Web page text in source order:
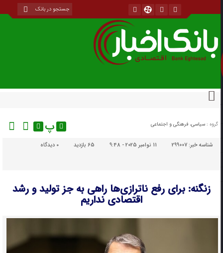
گروه : سیاسی، فرهنگی و اجتماعی پ
شناسه خبر:299007 11 نوامبر 2025 - 9:48 65 بازدید دیدگاه
زنگنه: برای رفع ناترازی‌ها راهی به جز تولید و رشد
اقتصادی نداریم